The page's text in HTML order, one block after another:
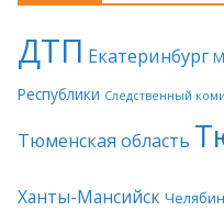
ДТП Екатеринбург
Республики Следственный
Тюменская область
Ханты-Мансийск